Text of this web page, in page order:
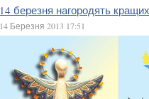
14 березня нагородять кращих
14 Березня 2013 17:51